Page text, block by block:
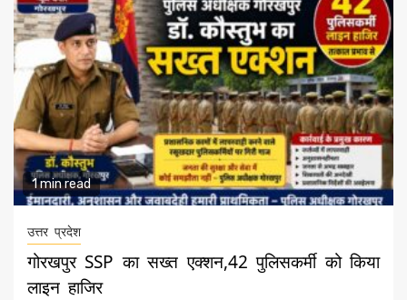
1 min read
उत्तर प्रदेश
गोरखपुर SSP का सख्त एक्शन,42 पुलिसकर्मी को किया
लाइन हाजिर